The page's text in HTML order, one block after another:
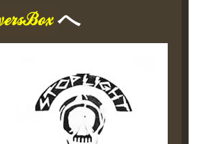
へ